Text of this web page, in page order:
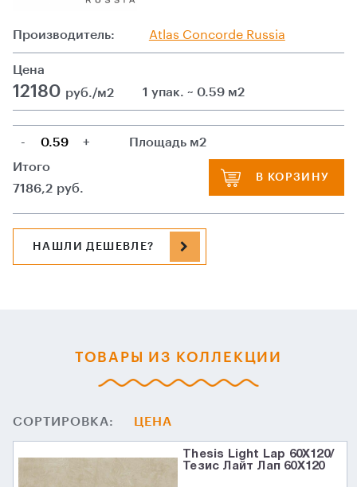
Производитель: Atlas Сoncorde Russia
Цена
12180 руб./м2 1 упак. ~ 0.59 м2
- +
Площадь м2
Итого
7186,2 руб.
В КОРЗИНУ
НАШЛИ ДЕШЕВЛЕ?
ТОВАРЫ ИЗ КОЛЛЕКЦИИ
СОРТИРОВКА: ЦЕНА
Thesis Light Lap 60X120/
Тезис Лайт Лап 60X120